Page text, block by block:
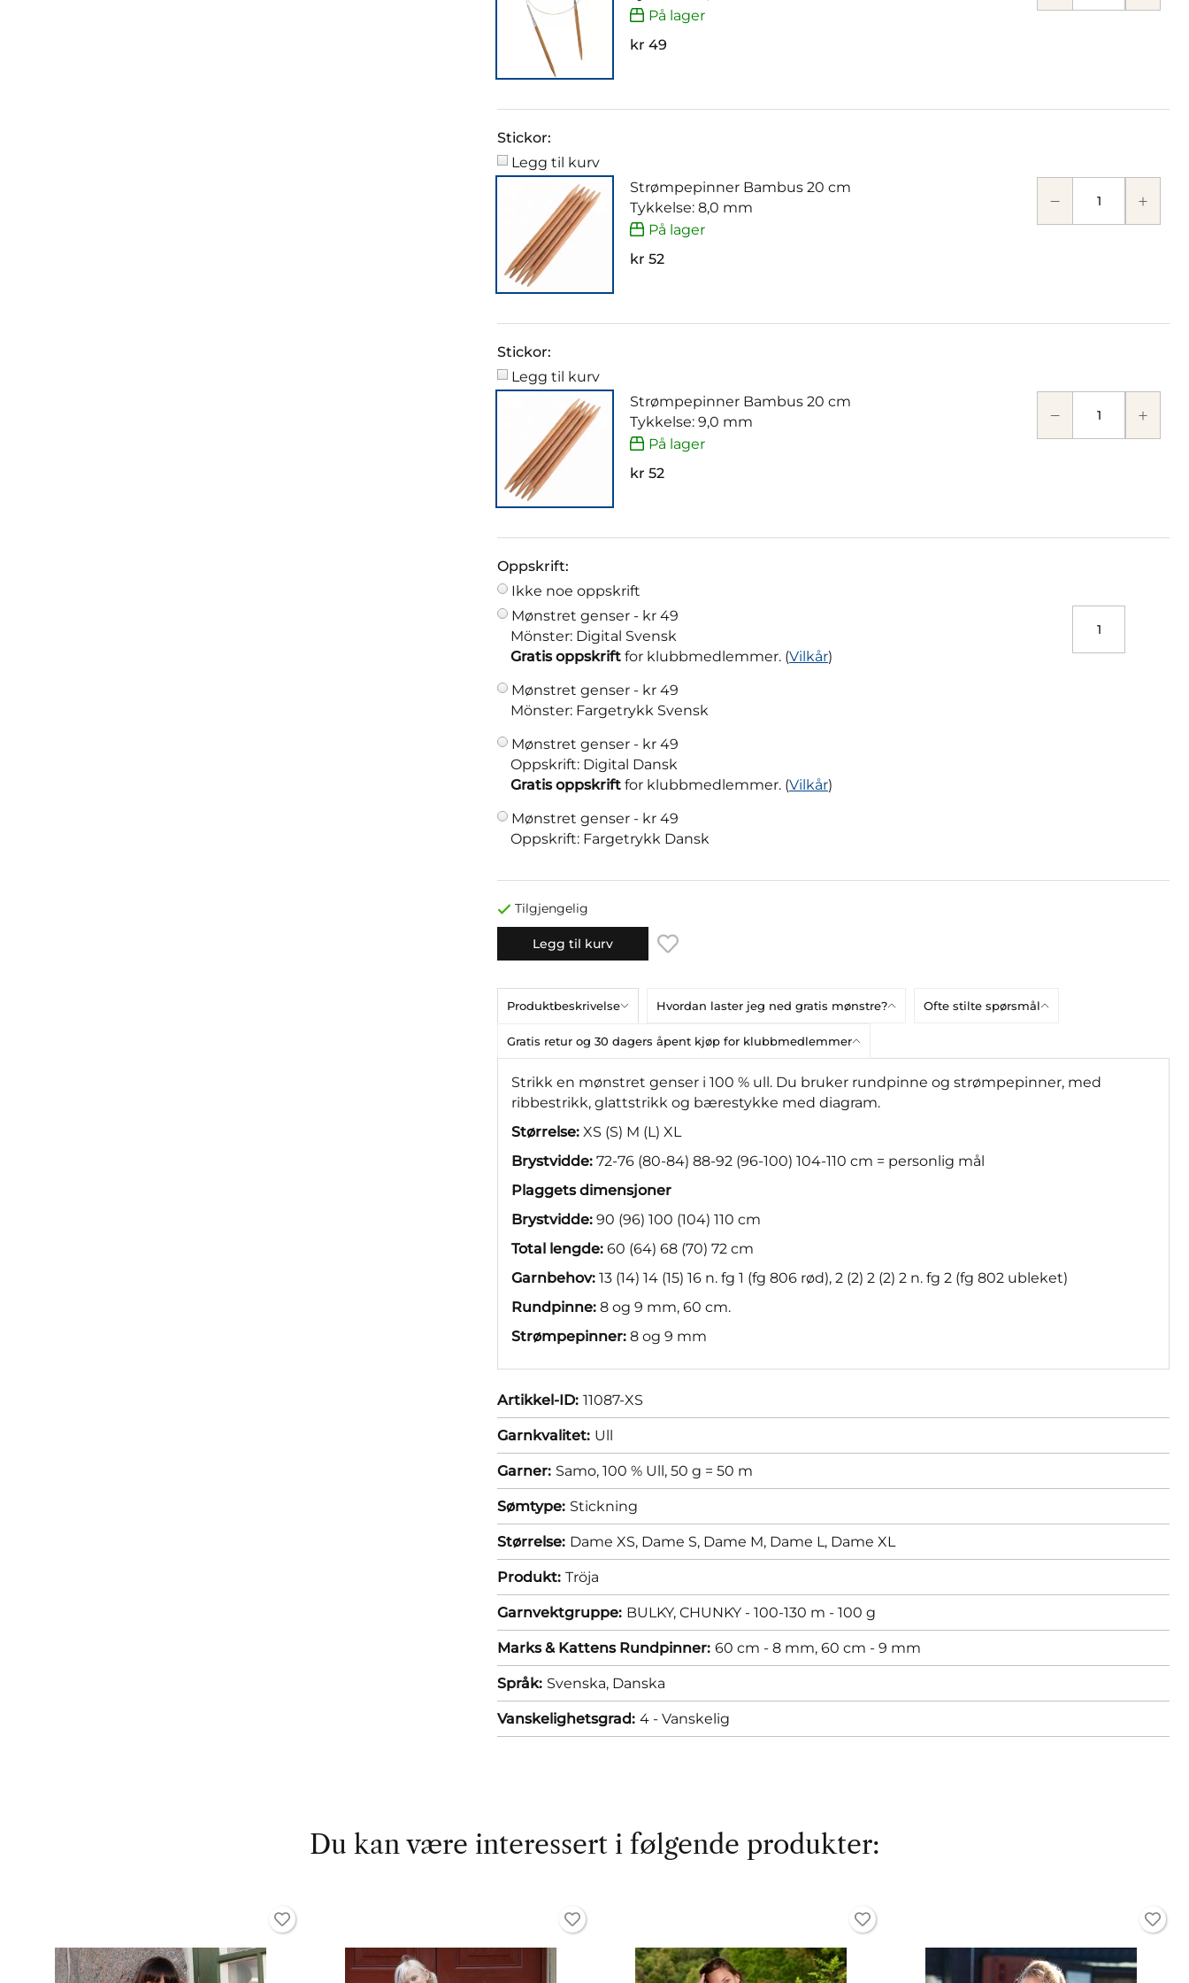
På lager
kr 49
Stickor:
Legg til kurv
Strømpepinner Bambus 20 cm
Tykkelse: 8,0 mm
På lager
kr 52
Stickor:
Legg til kurv
Strømpepinner Bambus 20 cm
Tykkelse: 9,0 mm
På lager
kr 52
Oppskrift:
Ikke noe oppskrift
Mønstret genser - kr 49
Mönster: Digital Svensk
Gratis oppskrift for klubbmedlemmer. (Vilkår)
Mønstret genser - kr 49
Mönster: Fargetrykk Svensk
Mønstret genser - kr 49
Oppskrift: Digital Dansk
Gratis oppskrift for klubbmedlemmer. (Vilkår)
Mønstret genser - kr 49
Oppskrift: Fargetrykk Dansk
Tilgjengelig
Legg til kurv
Produktbeskrivelse Hvordan laster jeg ned gratis mønstre? Ofte stilte spørsmål
Gratis retur og 30 dagers åpent kjøp for klubbmedlemmer
Strikk en mønstret genser i 100 % ull. Du bruker rundpinne og strømpepinner, med
ribbestrikk, glattstrikk og bærestykke med diagram.
Størrelse: XS (S) M (L) XL
Brystvidde: 72-76 (80-84) 88-92 (96-100) 104-110 cm = personlig mål
Plaggets dimensjoner
Brystvidde: 90 (96) 100 (104) 110 cm
Total lengde: 60 (64) 68 (70) 72 cm
Garnbehov: 13 (14) 14 (15) 16 n. fg 1 (fg 806 rød), 2 (2) 2 (2) 2 n. fg 2 (fg 802 ubleket)
Rundpinne: 8 og 9 mm, 60 cm.
Strømpepinner: 8 og 9 mm
Artikkel-ID: 11087-XS
Garnkvalitet: Ull
Garner: Samo, 100 % Ull, 50 g = 50 m
Sømtype: Stickning
Størrelse: Dame XS, Dame S, Dame M, Dame L, Dame XL
Produkt: Tröja
Garnvektgruppe: BULKY, CHUNKY - 100-130 m - 100 g
Marks & Kattens Rundpinner: 60 cm - 8 mm, 60 cm - 9 mm
Språk: Svenska, Danska
Vanskelighetsgrad: 4 - Vanskelig
Du kan være interessert i følgende produkter: